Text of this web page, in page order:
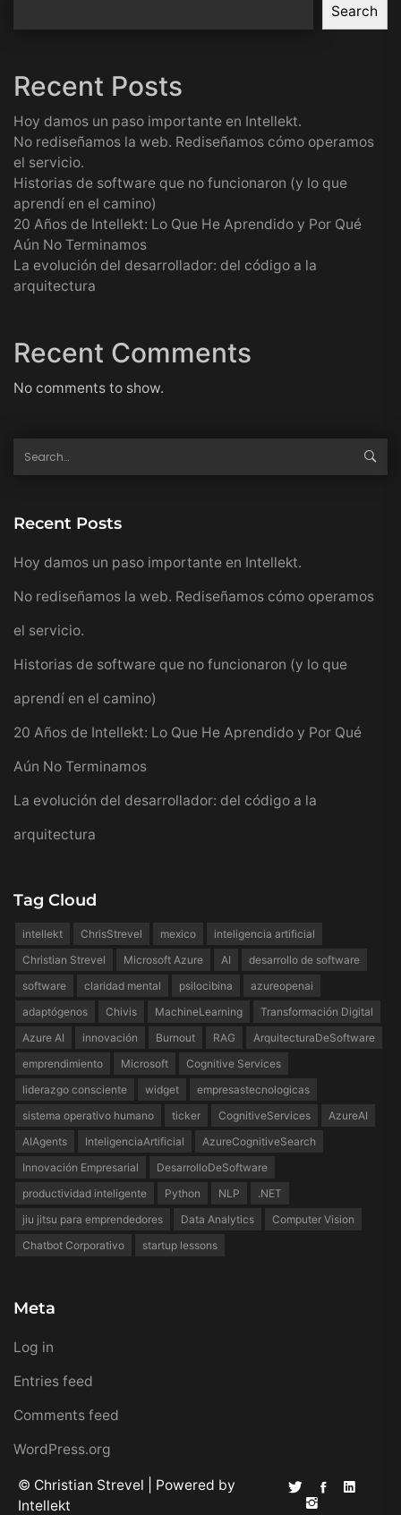
Search
Recent Posts
Hoy damos un paso importante en Intellekt.
No rediseñamos la web. Rediseñamos cómo operamos
el servicio.
Historias de software que no funcionaron (y lo que
aprendí en el camino)
20 Años de Intellekt: Lo Que He Aprendido y Por Qué
Aún No Terminamos
La evolución del desarrollador: del código a la
arquitectura
Recent Comments
No comments to show.
Recent Posts
Hoy damos un paso importante en Intellekt.
No rediseñamos la web. Rediseñamos cómo operamos
el servicio.
Historias de software que no funcionaron (y lo que
aprendí en el camino)
20 Años de Intellekt: Lo Que He Aprendido y Por Qué
Aún No Terminamos
La evolución del desarrollador: del código a la
arquitectura
Tag Cloud
intellekt ChrisStrevel mexico
inteligencia artificial
Christian Strevel
Microsoft Azure AI
desarrollo de software
software
claridad mental psilocibina
azureopenai
adaptógenos
Chivis MachineLearning
Transformación Digital
Azure AI
innovación Burnout RAG
ArquitecturaDeSoftware
emprendimiento
Microsoft
Cognitive Services
liderazgo consciente
widget
empresastecnologicas
sistema operativo humano
ticker CognitiveServices
AzureAI
AIAgents
InteligenciaArtificial
AzureCognitiveSearch
Innovación Empresarial
DesarrolloDeSoftware
productividad inteligente
Python NLP
.NET
jiu jitsu para emprendedores
Data Analytics
Computer Vision
Chatbot Corporativo
startup lessons
Meta
Log in
Entries feed
Comments feed
WordPress.org
© Christian Strevel | Powered by
Intellekt